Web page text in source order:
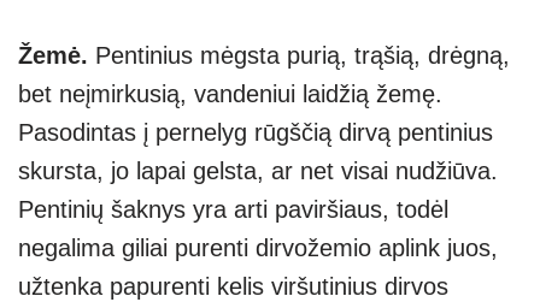
Žemė. Pentinius mėgsta purią, trąšią, drėgną,
bet neįmirkusią, vandeniui laidžią žemę.
Pasodintas į pernelyg rūgščią dirvą pentinius
skursta, jo lapai gelsta, ar net visai nudžiūva.
Pentinių šaknys yra arti paviršiaus, todėl
negalima giliai purenti dirvožemio aplink juos,
užtenka papurenti kelis viršutinius dirvos